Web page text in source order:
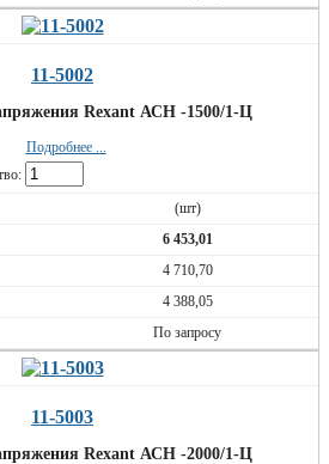
11-5002
Rexant АСН -1500/1-Ц
Подробнее ...
(шт)
6 453,01
4 710,70
4 388,05
По запросу
11-5003
Rexant АСН -2000/1-Ц